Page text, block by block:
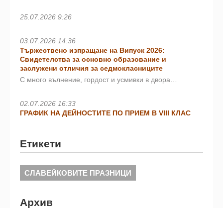
25.07.2026 9:26
03.07.2026 14:36
Тържествено изпращане на Випуск 2026:
Свидетелства за основно образование и
заслужени отличия за седмокласниците
С много вълнение, гордост и усмивки в двора…
02.07.2026 16:33
ГРАФИК НА ДЕЙНОСТИТЕ ПО ПРИЕМ В VIII КЛАС
Етикети
СЛАВЕЙКОВИТЕ ПРАЗНИЦИ
Архив